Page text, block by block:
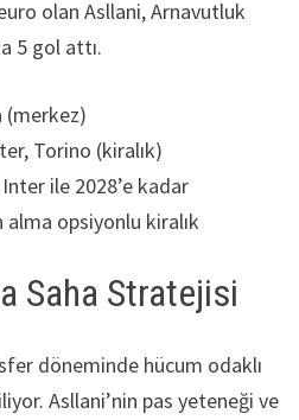
olan Asllani, Arnavutluk
5 gol attı.
(merkez)
Torino (kiralık)
Inter ile 2028’e kadar
alma opsiyonlu kiralık
Saha Stratejisi
döneminde hücum odaklı
Asllani’nin pas yeteneği ve